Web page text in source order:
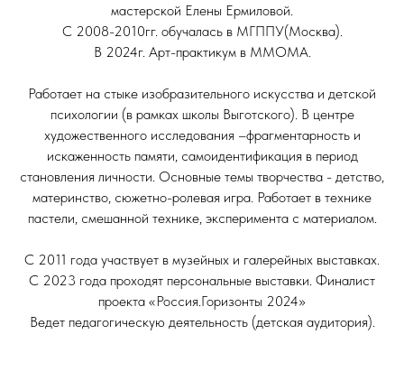
мастерской Елены Ермиловой.
С 2008-2010гг. обучалась в МГППУ(Москва).
В 2024г. Арт-практикум в ММОМА.
Работает на стыке изобразительного искусства и детской
психологии (в рамках школы Выготского). В центре
художественного исследования –фрагментарность и
искаженность памяти, самоидентификация в период
становления личности. Основные темы творчества - детство,
материнство, сюжетно-ролевая игра. Работает в технике
пастели, смешанной технике, эксперимента с материалом.
С 2011 года участвует в музейных и галерейных выставках.
С 2023 года проходят персональные выставки. Финалист
проекта «Россия.Горизонты 2024»
Ведет педагогическую деятельность (детская аудитория).